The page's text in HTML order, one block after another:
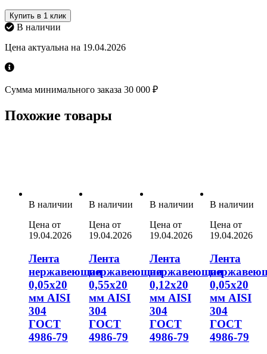
Купить в 1 клик
В наличии
Цена актуальна на 19.04.2026
Сумма минимального заказа 30 000 ₽
Похожие товары
В наличии
Цена от
19.04.2026
Лента
нержавеющая
0,05х20
мм AISI
304
ГОСТ
4986-79
В наличии
Цена от
19.04.2026
Лента
нержавеющая
0,55х20
мм AISI
304
ГОСТ
4986-79
В наличии
Цена от
19.04.2026
Лента
нержавеющая
0,12х20
мм AISI
304
ГОСТ
4986-79
В наличии
Цена от
19.04.2026
Лента
0,05х20
мм AISI
304
ГОСТ
4986-79